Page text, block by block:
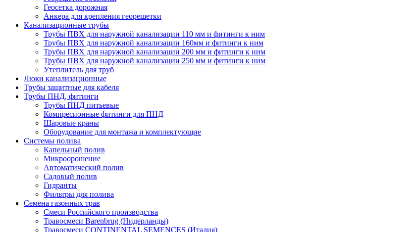
Геосетка дорожная
Анкера для крепления георешетки
Канализационные трубы
Трубы ПВХ для наружной канализации 110 мм и фитинги к ним
Трубы ПВХ для наружной канализации 160мм и фитинги к ним
Трубы ПВХ для наружной канализации 200 мм и фитинги к ним
Трубы ПВХ для наружной канализации 250 мм и фитинги к ним
Утеплитель для труб
Люки канализационные
Трубы защитные для кабеля
Трубы ПНД, фитинги
Трубы ПНД питьевые
Компресионные фитинги для ПНД
Шаровые краны
Оборудование для монтажа и комплектующие
Системы полива
Капельный полив
Микроорошение
Автоматический полив
Садовый полив
Гидранты
Фильтры для полива
Семена газонных трав
Смеси Российского производства
Травосмеси Barenbrug (Нидерланды)
Травосмеси CONTINENTAL SEMENCES (Италия)